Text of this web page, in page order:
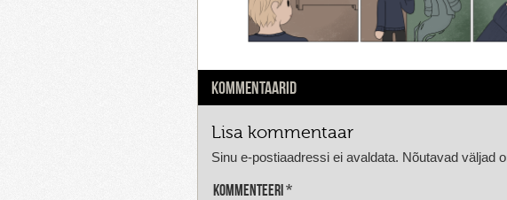
KOMMENTAARID
Lisa kommentaar
Sinu e-postiaadressi ei avaldata. Nõutavad väljad
Kommenteeri*